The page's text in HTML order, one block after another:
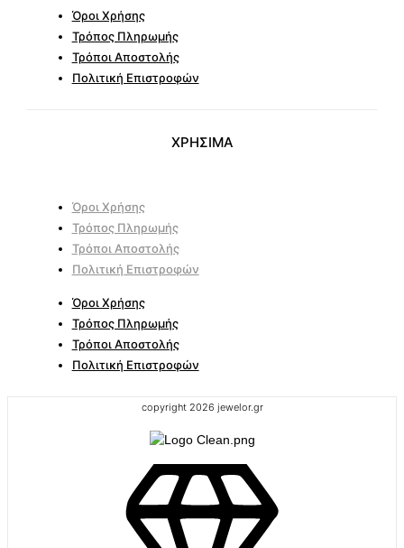
Όροι Χρήσης
Τρόπος Πληρωμής
Τρόποι Αποστολής
Πολιτική Επιστροφών
ΧΡΗΣΙΜΑ
Όροι Χρήσης
Τρόπος Πληρωμής
Τρόποι Αποστολής
Πολιτική Επιστροφών
Όροι Χρήσης
Τρόπος Πληρωμής
Τρόποι Αποστολής
Πολιτική Επιστροφών
copyright 2026 jewelor.gr